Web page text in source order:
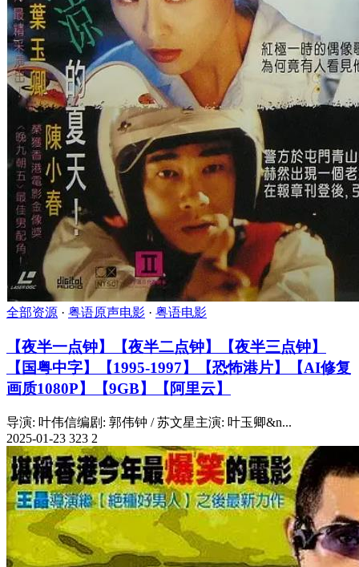
全部资源 · 粤语原声电影 · 粤语电影
【夜半一点钟】【夜半二点钟】【夜半三点钟】
【国粤中字】【1995-1997】【恐怖港片】【AI修复
画质1080P】【9GB】【阿里云】
导演: 叶伟信编剧: 郭伟钟 / 苏文星主演: 叶玉卿&n...
2025-01-23 323 2